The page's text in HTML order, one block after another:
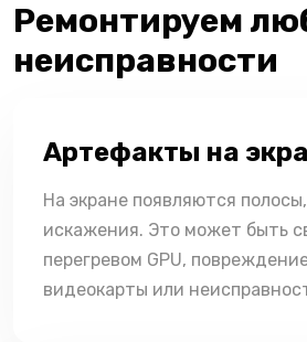
Ремонтируем
неисправности
Артефакты на
На экране появляются
искажения. Это может быть
перегревом GPU,
видеокарты или